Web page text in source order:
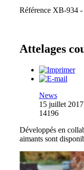
Référence XB-934
Attelages
News
15 juillet 2017
14196
Développés en
aimants sont